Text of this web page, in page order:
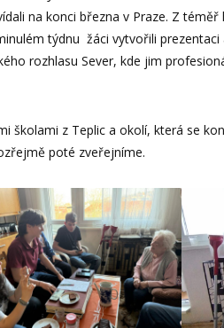
na konci března v Praze. Z
týdnu žáci vytvořili
rozhlasu Sever, kde jim
školami z Teplic a okolí, která se
poté zveřejníme.